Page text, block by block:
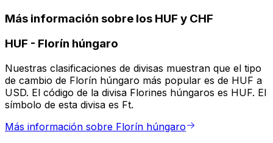
Más información sobre los HUF y CHF
HUF - Florín húngaro
Nuestras clasificaciones de divisas muestran que el tipo
de cambio de Florín húngaro más popular es de HUF a
USD. El código de la divisa Florines húngaros es HUF. El
símbolo de esta divisa es Ft.
Más información sobre Florín húngaro